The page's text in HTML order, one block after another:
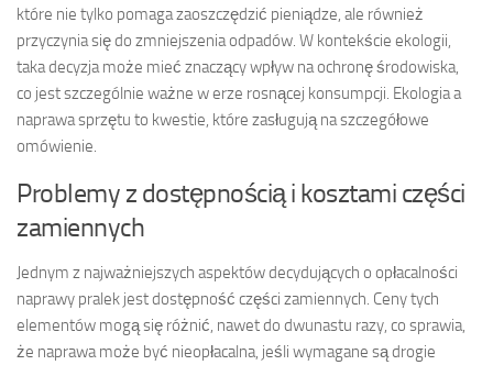
które nie tylko pomaga zaoszczędzić pieniądze, ale również
przyczynia się do zmniejszenia odpadów. W kontekście ekologii,
taka decyzja może mieć znaczący wpływ na ochronę środowiska,
co jest szczególnie ważne w erze rosnącej konsumpcji. Ekologia a
naprawa sprzętu to kwestie, które zasługują na szczegółowe
omówienie.
Problemy z dostępnością i kosztami części
zamiennych
Jednym z najważniejszych aspektów decydujących o opłacalności
naprawy pralek jest dostępność części zamiennych. Ceny tych
elementów mogą się różnić, nawet do dwunastu razy, co sprawia,
że naprawa może być nieopłacalna, jeśli wymagane są drogie